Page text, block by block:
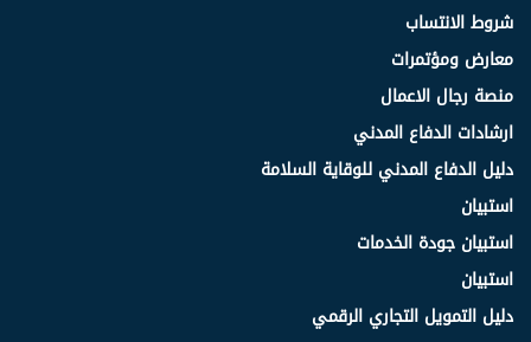
شروط الانتساب
معارض ومؤتمرات
منصة رجال الاعمال
ارشادات الدفاع المدني
دليل الدفاع المدني للوقاية السلامة
استبيان
استبيان جودة الخدمات
استبيان
دليل التمويل التجاري الرقمي